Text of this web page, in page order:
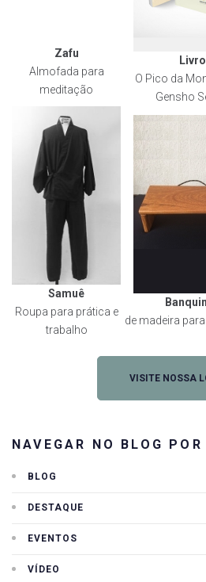
Zafu
Almofada para
meditação
Livro
O Pico da
Gensho
Samuê
Roupa para prática e
trabalho
de madeira
VISITE NOSSA
NAVEGAR NO BLOG
BLOG
DESTAQUE
EVENTOS
VÍDEO